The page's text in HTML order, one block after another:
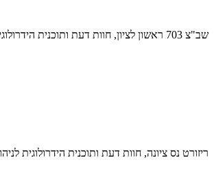
שב"צ 703 ראשון לציון, חוות דעת ותוכנית הידרולוגית לניהול מי נגר
ריזורט נס ציונה, חוות דעת ותוכנית הידרולוגית